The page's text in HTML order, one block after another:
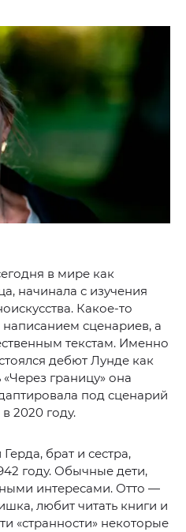
в мире как
начинала с изучения
Какое-то
сценариев, а
текстам. Именно
дебют Лунде как
границу» она
под сценарий
2020 году.
брат и сестра,
году. Обычные дети,
интересами. Отто —
любит читать книги и
«странности» некоторые